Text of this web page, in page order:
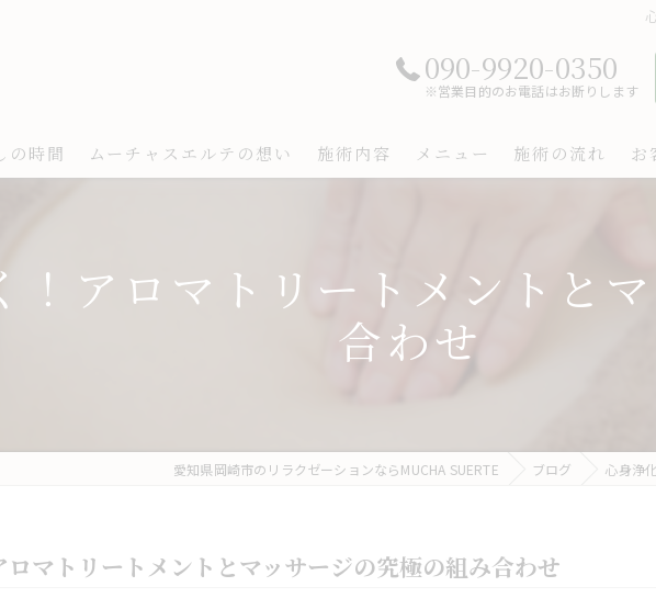
090-9920-0350
※営業目的のお電話はお断りします
の時間 ムーチャスエルテの想い 施術内容 メニュー 施術の流れ お
！アロマトリートメントと
合わせ
愛知県岡崎市のリラクゼーションならMUCHA SUERTE ブログ 心身浄
マトリートメントとマッサージの究極の組み合わせ